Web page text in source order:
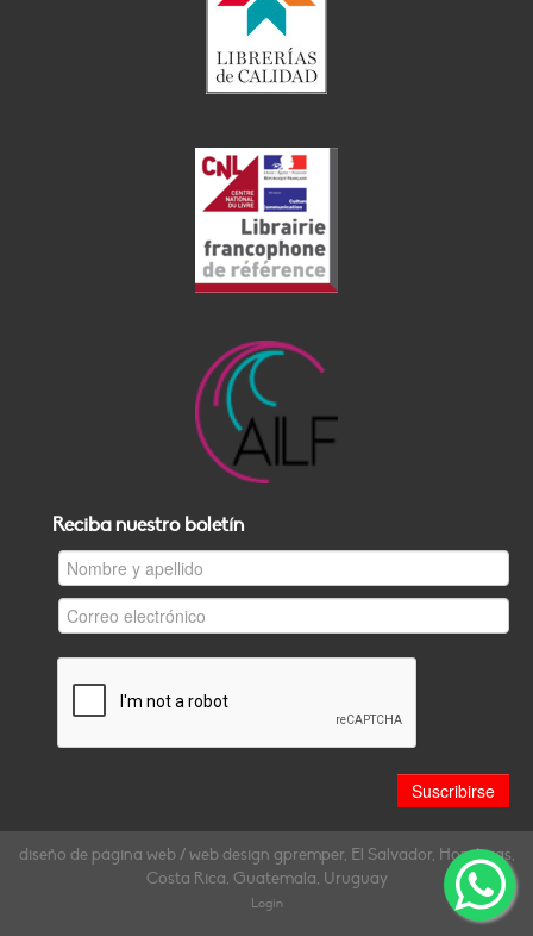
Reciba nuestro boletín
diseño de página web / web design gpremper, El Salvador, Honduras,
Costa Rica, Guatemala, Uruguay
Login